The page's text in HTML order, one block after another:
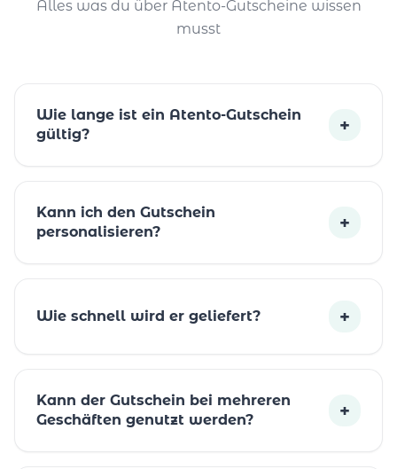
Alles was du über Atento-Gutscheine wissen
musst
Wie lange ist ein Atento-Gutschein
gültig?
+
Kann ich den Gutschein
personalisieren?
+
Wie schnell wird er geliefert? +
Kann der Gutschein bei mehreren
Geschäften genutzt werden?
+